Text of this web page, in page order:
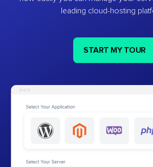
leading cloud-hosting
START MY TOUR